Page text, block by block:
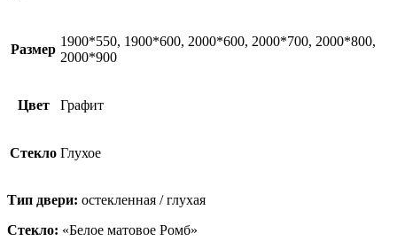
Размер
1900*550, 1900*600, 2000*600, 2000*700, 2000*800,
2000*900
Цвет Графит
Стекло Глухое
Тип двери: остекленная / глухая
Стекло: «Белое матовое Ромб»